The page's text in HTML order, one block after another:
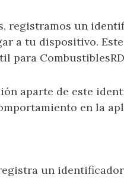
registramos un
a tu dispositivo. Este
para
aparte de este
en la
un